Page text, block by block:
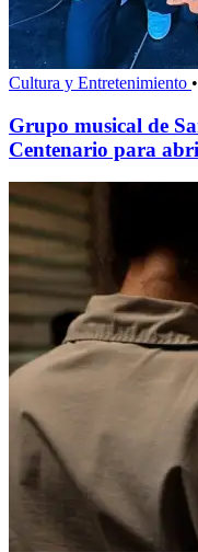
Cultura y Entretenimiento •
Grupo musical de
Centenario para